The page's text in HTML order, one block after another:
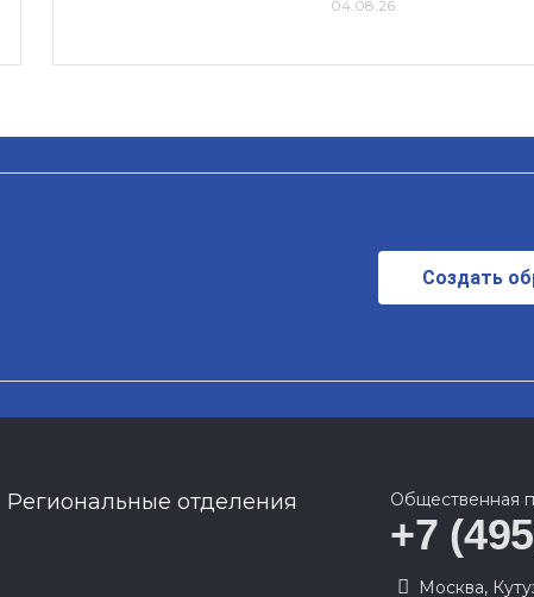
04.08.26
Создать
Региональные отделения Общественная
+7
Москва,